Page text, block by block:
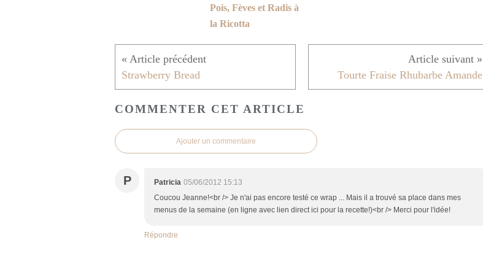
Pois, Fèves et Radis à
la Ricotta
Strawberry Bread Tourte Fraise Rhubarbe Amande
COMMENTER CET ARTICLE
Ajouter un commentaire
P Patricia 05/06/2012 15:13
Coucou Jeanne!<br /> Je n'ai pas encore testé ce wrap ... Mais il a trouvé sa place dans mes
menus de la semaine (en ligne avec lien direct ici pour la recette!)<br /> Merci pour l'idée!
Répondre